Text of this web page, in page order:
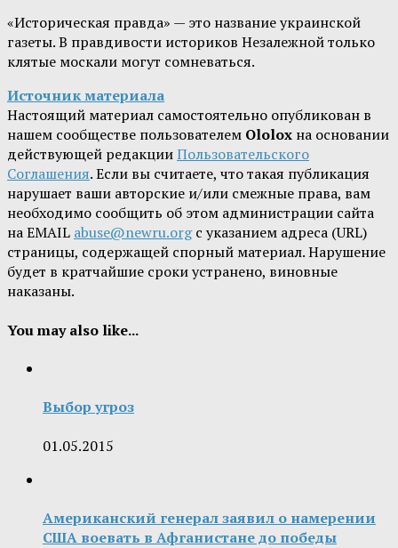
«Историческая правда» — это название украинской
газеты. В правдивости историков Незалежной только
клятые москали могут сомневаться.
Источник материала
Настоящий материал самостоятельно опубликован в
нашем сообществе пользователем Ololox на основании
действующей редакцииПользовательского
Соглашения. Если вы считаете, что такая публикация
нарушает ваши авторские и/или смежные права, вам
необходимо сообщить об этом администрации сайта
на EMAIL abuse@newru.orgс указанием адреса (URL)
страницы, содержащей спорный материал. Нарушение
будет в кратчайшие сроки устранено, виновные
наказаны.
You may also like...
Выбор угроз
01.05.2015
Американский генерал заявил о намерении
США воевать в Афганистане до победы